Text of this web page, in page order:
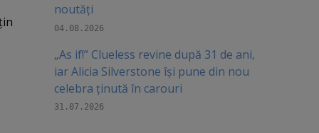
noutăți
04.08.2026
„As if!” Clueless revine după 31 de ani,
iar Alicia Silverstone își pune din nou
celebra ținută în carouri
31.07.2026